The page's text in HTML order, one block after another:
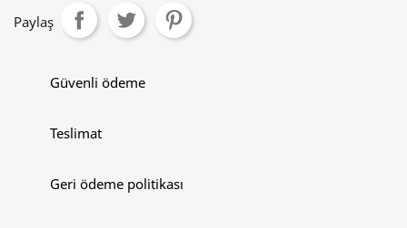
Paylaş
Güvenli ödeme
Teslimat
Geri ödeme politikası